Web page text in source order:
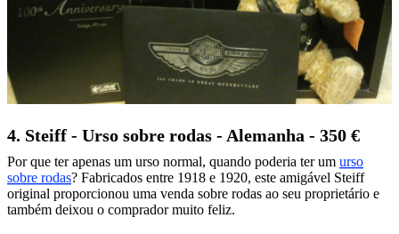
4. Steiff - Urso sobre rodas - Alemanha - 350 €
Por que ter apenas um urso normal, quando poderia ter um urso
sobre rodas? Fabricados entre 1918 e 1920, este amigável Steiff
original proporcionou uma venda sobre rodas ao seu proprietário e
também deixou o comprador muito feliz.